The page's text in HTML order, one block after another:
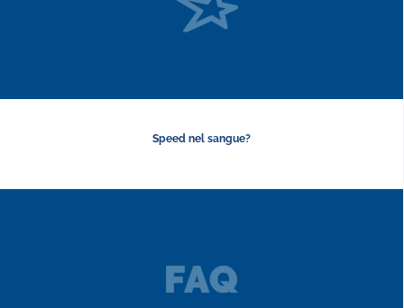
Speed nel sangue?